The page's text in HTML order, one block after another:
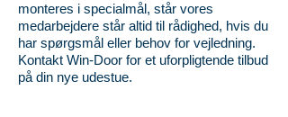
monteres i specialmål, står vores
medarbejdere står altid til rådighed, hvis du
har spørgsmål eller behov for vejledning.
Kontakt Win-Door for et uforpligtende tilbud
på din nye udestue.